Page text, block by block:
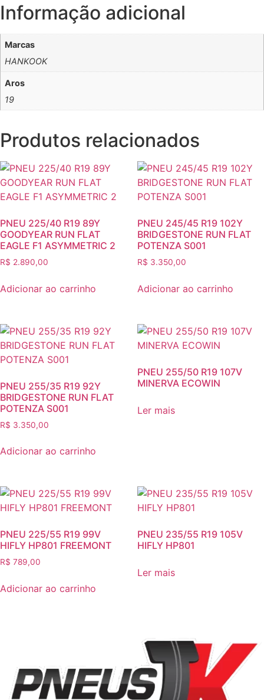
Informação adicional
Marcas
HANKOOK
Aros
19
Produtos relacionados
PNEU 225/40 R19 89Y
GOODYEAR RUN FLAT
EAGLE F1 ASYMMETRIC 2
R$ 2.890,00
Adicionar ao carrinho
PNEU 245/45 R19 102Y
BRIDGESTONE RUN FLAT
POTENZA S001
R$ 3.350,00
Adicionar ao carrinho
PNEU 255/35 R19 92Y
BRIDGESTONE RUN FLAT
POTENZA S001
R$ 3.350,00
Adicionar ao carrinho
PNEU 255/50 R19 107V
MINERVA ECOWIN
Ler mais
PNEU 225/55 R19 99V
HIFLY HP801 FREEMONT
R$ 789,00
Adicionar ao carrinho
PNEU 235/55 R19 105V
HIFLY HP801
Ler mais